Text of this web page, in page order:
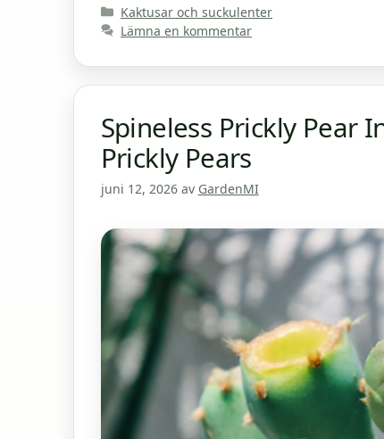
Kategorier
Kaktusar och suckulenter
Lämna en kommentar
Spineless Prickly Pear
Prickly Pears
juni 12, 2026 av GardenMI